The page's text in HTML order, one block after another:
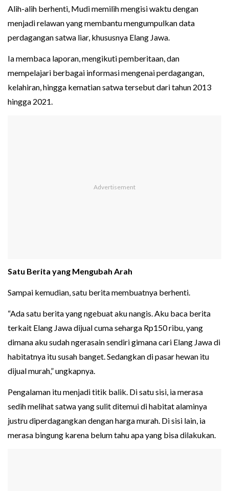
Alih-alih berhenti, Mudi memilih mengisi waktu dengan
menjadi relawan yang membantu mengumpulkan data
perdagangan satwa liar, khususnya Elang Jawa.
Ia membaca laporan, mengikuti pemberitaan, dan
mempelajari berbagai informasi mengenai perdagangan,
kelahiran, hingga kematian satwa tersebut dari tahun 2013
hingga 2021.
Satu Berita yang Mengubah Arah
Sampai kemudian, satu berita membuatnya berhenti.
“Ada satu berita yang ngebuat aku nangis. Aku baca berita
terkait Elang Jawa dijual cuma seharga Rp150 ribu, yang
dimana aku sudah ngerasain sendiri gimana cari Elang Jawa di
habitatnya itu susah banget. Sedangkan di pasar hewan itu
dijual murah,” ungkapnya.
Pengalaman itu menjadi titik balik. Di satu sisi, ia merasa
sedih melihat satwa yang sulit ditemui di habitat alaminya
justru diperdagangkan dengan harga murah. Di sisi lain, ia
merasa bingung karena belum tahu apa yang bisa dilakukan.